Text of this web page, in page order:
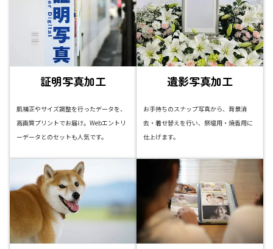
証明写真加工
肌補正やサイズ調整を行ったデータを、
高画質プリントでお届け。Webエントリ
ーデータとのセットも人気です。
遺影写真加工
お手持ちのスナップ写真から、背景消
去・着せ替えを行い、祭壇用・焼香用に
仕上げます。